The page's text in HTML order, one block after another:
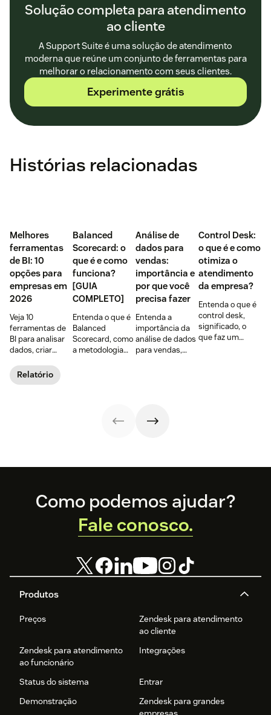
Solução completa para atendimento
ao cliente
A Support Suite é uma solução de atendimento
moderna que reúne um conjunto de ferramentas para
melhorar o relacionamento com seus clientes.
Experimente grátis
Histórias relacionadas
Melhores
ferramentas
de BI: 10
opções para
empresas em
2026
Veja 10
ferramentas de
BI para analisar
dados, criar
melhorar
decisões.
Relatório
Balanced
Scorecard: o
que é e como
funciona?
[GUIA
COMPLETO]
Entenda o que é
Balanced
Scorecard, como
a metodologia
Análise de
dados para
vendas:
importância e
por que você
precisa fazer
Entenda a
importância da
análise de dados
para vendas,
empresa.
Control Desk:
o que é e como
otimiza o
atendimento
da empresa?
Entenda o que é
control desk,
significado, o
que faz um
Footer
Produtos
Preços
Zendesk para atendimento
ao cliente
Zendesk para atendimento
ao funcionário
Integrações
Status do sistema
Entrar
Demonstração
Zendesk para grandes
Como podemos ajudar?
Fale conosco.